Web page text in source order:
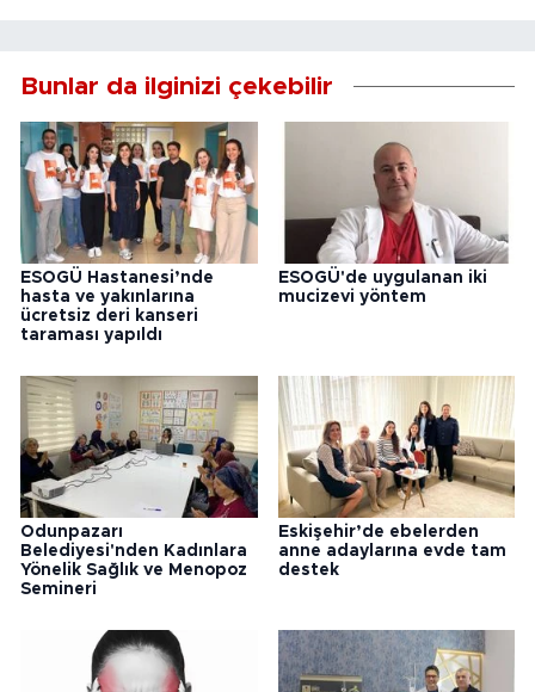
Bunlar da ilginizi çekebilir
ESOGÜ Hastanesi’nde
hasta ve yakınlarına
ücretsiz deri kanseri
taraması yapıldı
ESOGÜ'de uygulanan iki
mucizevi yöntem
Odunpazarı
Belediyesi'nden Kadınlara
Yönelik Sağlık ve Menopoz
Semineri
Eskişehir’de ebelerden
anne adaylarına evde tam
destek